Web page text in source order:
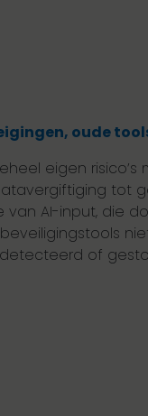
oude
eigen risico’s
tot
van AI-input, die
of